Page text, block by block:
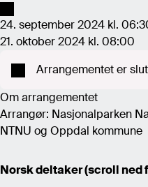
24. september 2024 kl.
21. oktober 2024 kl. 08:00
Arrangementet er
Om arrangementet
Arrangør: Nasjonalparken
NTNU og Oppdal kommune
Norsk deltaker (scroll ned